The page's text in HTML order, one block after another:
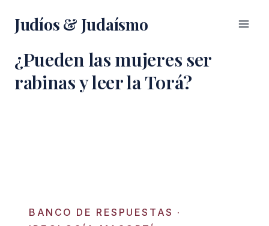
Judíos & Judaísmo
¿Pueden las mujeres ser
rabinas y leer la Torá?
BANCO DE RESPUESTAS ·